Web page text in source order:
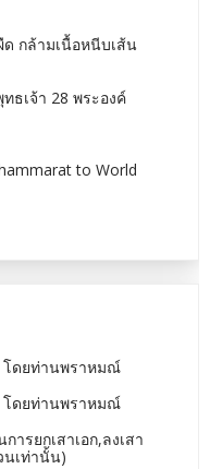
กล้ามเนื้อหนีบเส้น
ธเจ้า 28 พระองค์
to World
โดยท่านพราหมณ์
โดยท่านพราหมณ์
การยกเสาเอก,ลงเสา
นเท่านั้น)